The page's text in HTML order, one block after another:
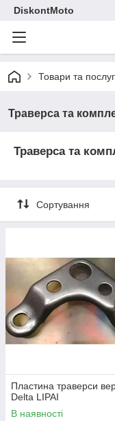
DiskontMoto
Товари та
Траверса та
Траверса та
Сортування
Пластина траверси
Delta LIPAI
В наявності